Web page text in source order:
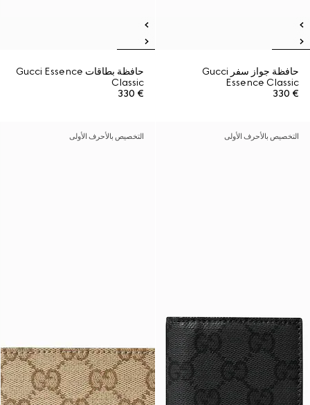
حافظة جواز سفر Gucci
Essence Classic
€ 330
حافظة بطاقات Gucci Essence
Classic
€ 330
التخصيص بالأحرف الأولى التخصيص بالأحرف الأولى